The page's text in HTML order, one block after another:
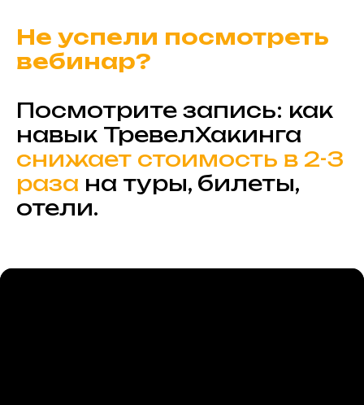
Не успели посмотреть
вебинар?
Посмотрите запись: как
навык ТревелХакинга
снижает стоимость в 2-3
раза на туры, билеты,
отели.